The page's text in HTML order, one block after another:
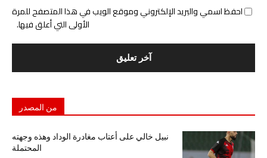
احفظ اسمي والبريد الإلكتروني وموقع الويب في هذا المتصفح للمرة
الأولى التي أعلق فيها.
من المصدر
نبيل خالي على أعتاب مغادرة الوداد وهذه وجهته
المحتملة